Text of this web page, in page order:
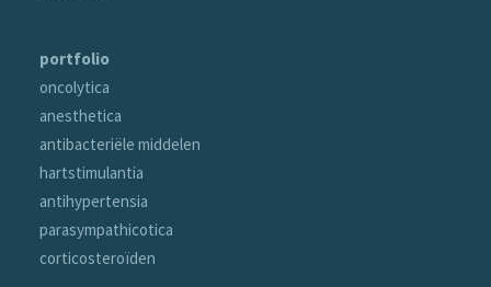
portfolio
oncolytica
anesthetica
antibacteriële middelen
hartstimulantia
antihypertensia
parasympathicotica
corticosteroïden